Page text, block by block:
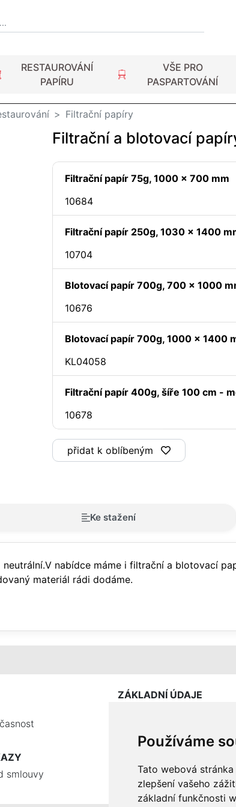
Používáme
Tato webová
zlepšení vašeho
základní funkčnosti
RESTAUROVÁNÍ
PAPÍRU
VŠE PRO
PASPARTOVÁNÍ
Filtrační papíry
Filtrační a blotovací
Filtrační papír 75g, 1000 x 700 mm
10684
Filtrační papír 250g, 1030 x 1400
10704
Blotovací papír 700g, 700 x 1000
10676
Blotovací papír 700g, 1000 x 1400
KL04058
Filtrační papír 400g, šíře 100 cm -
10678
přidat k oblíbeným
Ke stažení
nabídce máme i filtrační a blotovací
materiál rádi dodáme.
ZÁKLADNÍ ÚDAJE
smlouvy